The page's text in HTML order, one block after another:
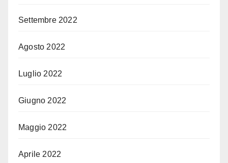
Settembre 2022
Agosto 2022
Luglio 2022
Giugno 2022
Maggio 2022
Aprile 2022